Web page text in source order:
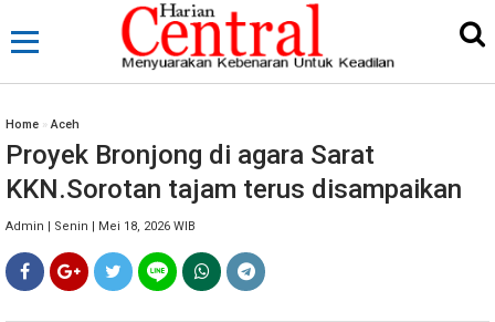
Home »Aceh
Proyek Bronjong di agara Sarat
KKN.Sorotan tajam terus disampaikan
Admin | Senin | Mei 18, 2026 WIB